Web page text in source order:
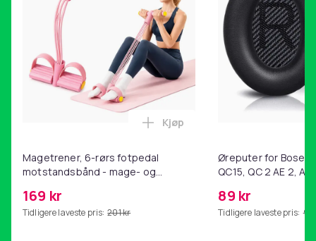
Magetrener, 6-rørs fotpedal
motstandsbånd - mage- og
hjemmegymnastikk Pink
169 kr
Tidligere laveste pris: 201 kr
Legg Magetrener, 6-rørs
Kjøp
Øreputer for Bose
QC15, QC 2 AE 2, AE
89 kr
Tidligere laveste pris: 99